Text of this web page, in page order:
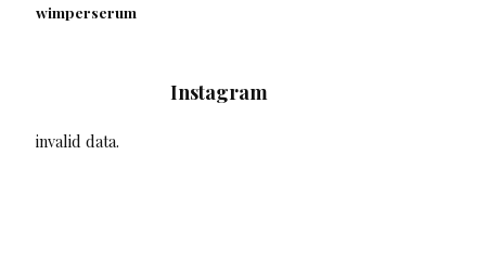
wimperserum
Instagram
invalid data.